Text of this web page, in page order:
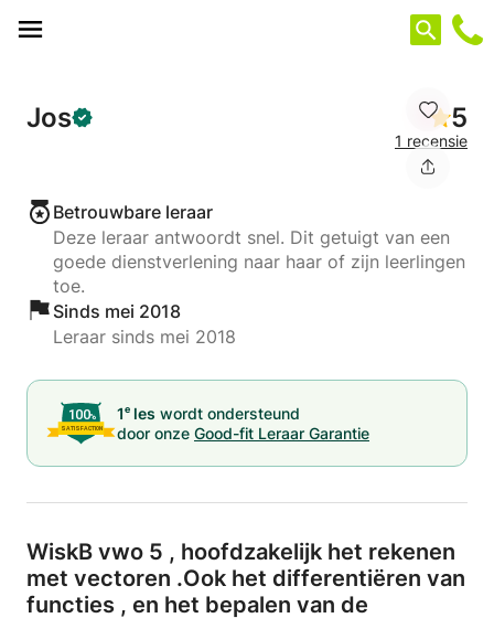
Jos 5
1 recensie
Betrouwbare leraar
Deze leraar antwoordt snel. Dit getuigt van een
goede dienstverlening naar haar of zijn leerlingen
toe.
Sinds mei 2018
Leraar sinds mei 2018
1e les wordt ondersteund
door onze Good-fit Leraar Garantie
WiskB vwo 5 , hoofdzakelijk het rekenen
met vectoren .Ook het differentiëren van
functies , en het bepalen van de